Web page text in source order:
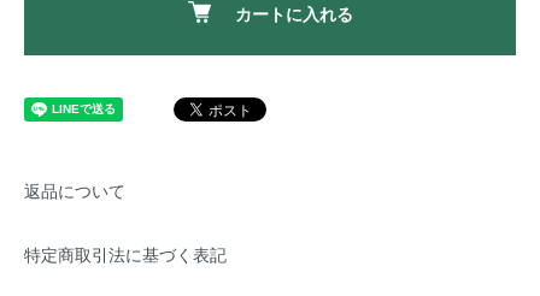
カートに入れる
返品について
特定商取引法に基づく表記